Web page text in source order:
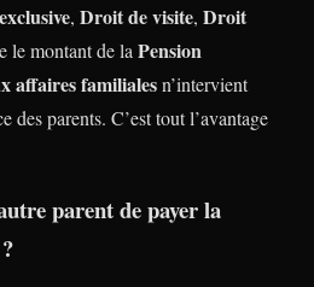
, Droit de visite, Droit
le montant de la Pension
affaires familialesn’intervient
des parents. C’est tout l’avantage
parent de payer la